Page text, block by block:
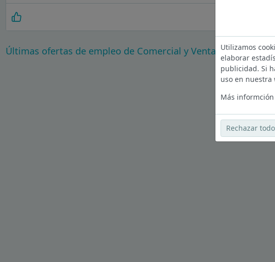
Últimas ofertas de empleo de Comercial y Ventas en Madrid
Ver más
Utilizamos
elaborar
publicidad. Si
uso en nuestra
Más
Rechazar todo